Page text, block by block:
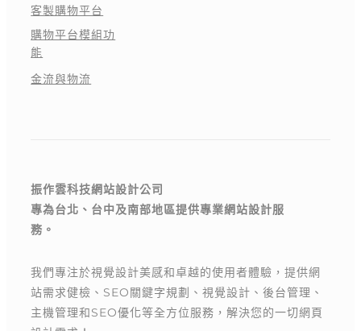
客製購物平台
購物平台模組功
能
金流與物流
振作雲科技網站設計公司
專為台北、台中及南部地區提供專業網站設計服
務。
我們專注於視覺設計美感和卓越的使用者體驗，提供網
站需求健檢、SEO關鍵字規劃、視覺設計、後台管理、
主機管理和SEO優化等全方位服務，解決您的一切網頁